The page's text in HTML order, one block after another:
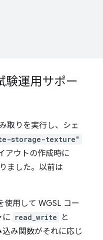
験運用サポー
取りを実行し、シェ
storage-texture"
アウトの作成時に
ました。以前は
使用して WGSL コー
に read_write と
込み関数がそれに応じ